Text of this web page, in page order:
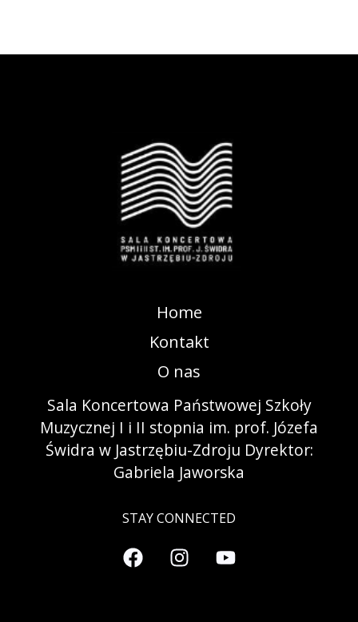
Home
Kontakt
O nas
Sala Koncertowa Państwowej Szkoły
Muzycznej I i II stopnia im. prof. Józefa
Świdra w Jastrzębiu-Zdroju Dyrektor:
Gabriela Jaworska
STAY CONNECTED